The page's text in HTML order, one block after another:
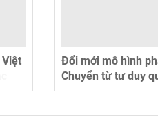
Đổi mới mô hình phát triển
Chuyển từ tư duy quản lý,
sang kiến tạo, dẫn dắt phát